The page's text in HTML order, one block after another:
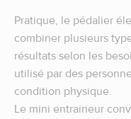
Pratique, le pédalier
combiner plusieurs
résultats selon les
utilisé par des
condition physique.
Le mini entraineur